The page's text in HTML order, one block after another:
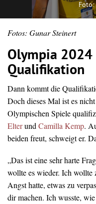
Fotos: Gunar Steinert
Olympia
Qualifikation
Dann kommt die
Doch dieses Mal ist es
Olympischen Spiele
ElterundCamilla Kemp.
beiden freut, schweigt er.
„Das ist eine sehr harte
wollte es wieder. Ich
Angst hatte, etwas zu
dir machen. Ich wusste,